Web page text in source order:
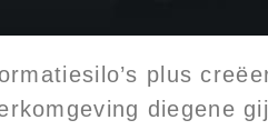
plus
diegene